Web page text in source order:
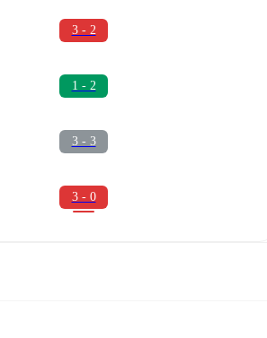
3 - 2
1 - 2
3 - 3
3 - 0